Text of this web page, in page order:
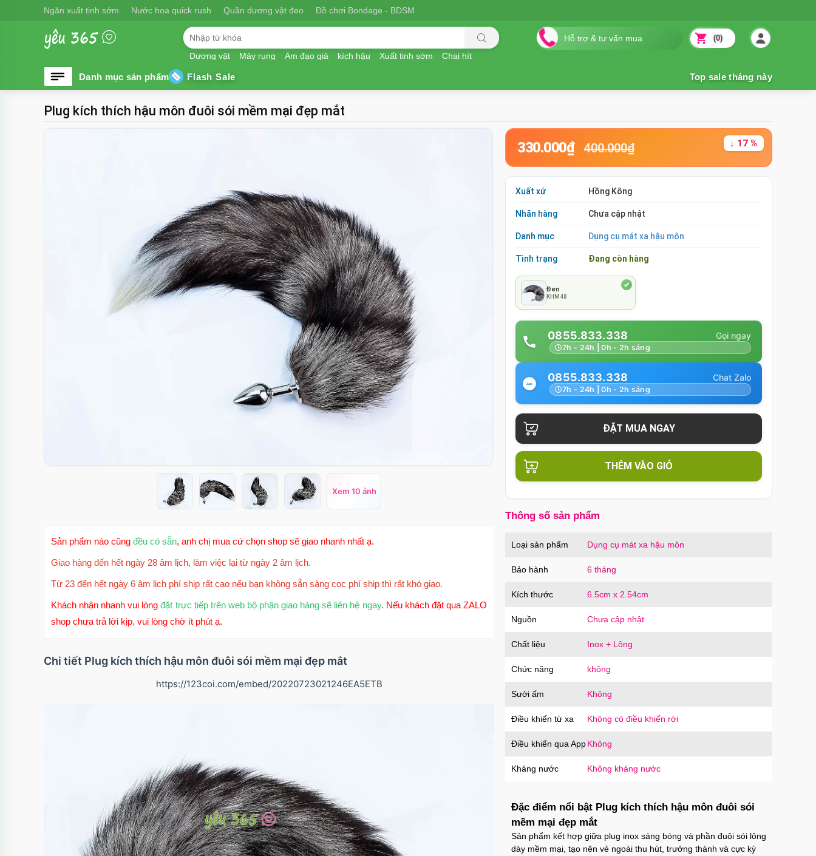
Ngăn xuất tinh sớm Nước hoa quick rush Quần dương vật đeo Đồ chơi Bondage - BDSM
Dương vật Máy rung Âm đạo giả kích hậu Xuất tinh sớm Chai hít
(0)
Flash Sale
Plug kích thích hậu môn đuôi sói mềm mại đẹp mắt
Xem 10 ảnh
330.000₫ 400.000₫ ↓ 17 %
Xuất xứ Hồng Kông
Nhãn hàng Chưa cập nhật
Danh mục Dụng cụ mát xa hậu môn
Tình trạng Đang còn hàng
Đen
KHM48
0855.833.338
7h - 24h | 0h - 2h sáng
0855.833.338
7h - 24h | 0h - 2h sáng
THÊM VÀO GIỎ
Thông số sản phẩm
Loại sản phẩm Dụng cụ mát xa hậu môn
Bảo hành 6 tháng
Kích thước 6.5cm x 2.54cm
Nguồn Chưa cập nhật
Chất liệu Inox + Lông
Chức năng không
Sưởi ấm Không
Điều khiển từ xa Không có điều khiển rời
Điều khiển qua AppKhông
Kháng nước Không kháng nước
Đặc điểm nổi bật Plug kích thích hậu môn đuôi sói
mềm mại đẹp mắt
Sản phẩm kết hợp giữa plug inox sáng bóng và phần đuôi sói lông
dày mềm mại, tạo nên vẻ ngoài thu hút, trưởng thành và cực kỳ
Sản phẩm nào cũng đều có sẵn, anh chị mua cứ chọn shop sẽ giao nhanh nhất ạ.
Giao hàng đến hết ngày 28 âm lịch, làm việc lại từ ngày 2 âm lịch.
Từ 23 đến hết ngày 6 âm lịch phí ship rất cao nếu bạn không sẵn sàng cọc phí ship thì rất khó giao.
Khách nhận nhanh vui lòngđặt trực tiếp trên web bộ phận giao hàng sẽ liên hệ ngay. Nếu khách đặt qua ZALO
shop chưa trả lời kịp, vui lòng chờ ít phút ạ.
Chi tiết Plug kích thích hậu môn đuôi sói mềm mại đẹp mắt
https://123coi.com/embed/20220723021246EA5ETB